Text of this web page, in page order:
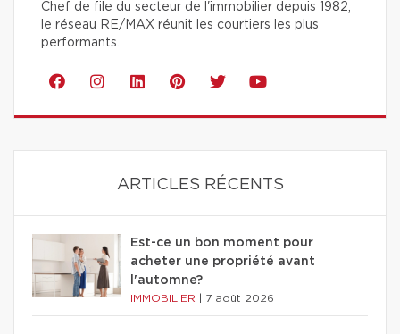
Chef de file du secteur de l'immobilier depuis 1982,
le réseau RE/MAX réunit les courtiers les plus
performants.
ARTICLES RÉCENTS
Est-ce un bon moment pour
acheter une propriété avant
l'automne?
IMMOBILIER 7 août 2026